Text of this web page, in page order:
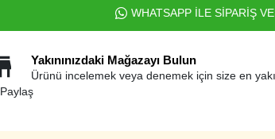
WHATSAPP İLE SİPARİŞ
Yakınınızdaki Mağazayı Bulun
Ürünü incelemek veya denemek için size en
Paylaş